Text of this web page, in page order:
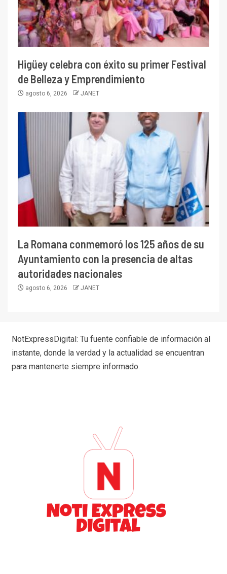
Higüey celebra con éxito su primer Festival
de Belleza y Emprendimiento
agosto 6, 2026 JANET
La Romana conmemoró los 125 años de su
Ayuntamiento con la presencia de altas
autoridades nacionales
agosto 6, 2026 JANET
NotExpressDigital: Tu fuente confiable de información al
instante, donde la verdad y la actualidad se encuentran
para mantenerte siempre informado.